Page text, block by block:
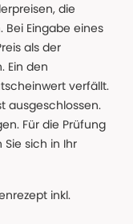
die
Eingabe eines
als der
Ein den
verfällt.
ausgeschlossen.
Für die Prüfung
sich in Ihr
inkl.